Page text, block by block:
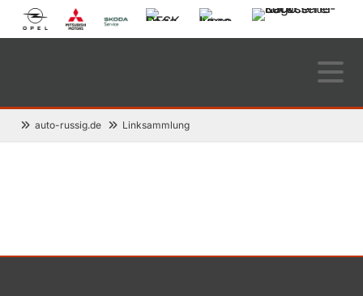
auto-russig.de Linksammlung